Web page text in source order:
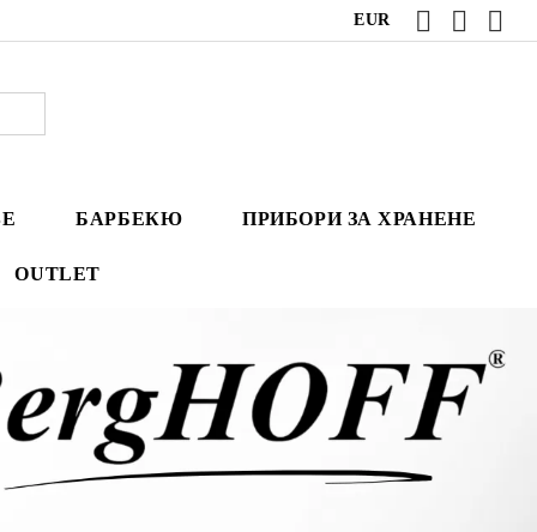
EUR
БАРБЕКЮ ПРИБОРИ ЗА ХРАНЕНЕ
OUTLET